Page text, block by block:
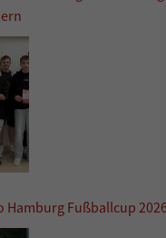
Hamburg Fußballcup